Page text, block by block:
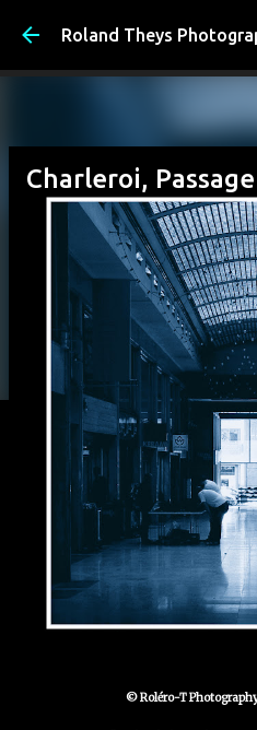
Accéder au
Roland Theys
Charleroi,
© Roléro-T